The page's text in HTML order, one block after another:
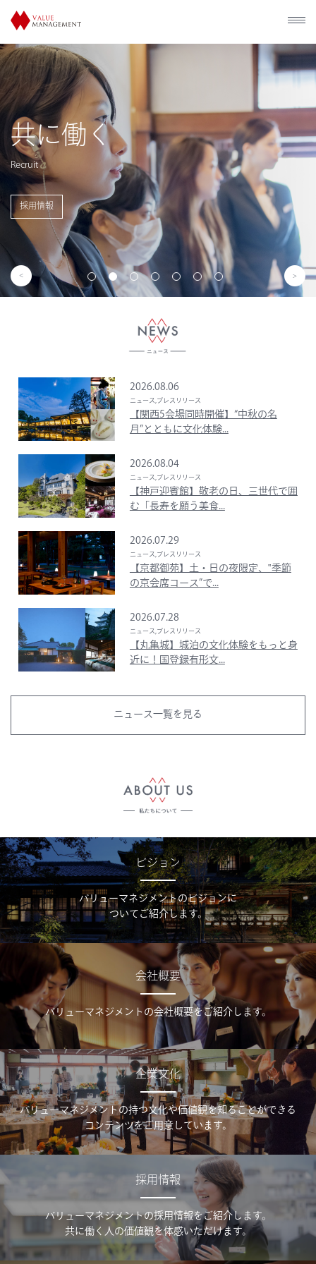
歴史的建造物の
利活用
Utilization of Historical Facilities
事業概要を見る
2026.08.06
ニュース,プレスリリース
【関西5会場同時開催】“中秋の名
月”とともに文化体験...
2026.08.04
ニュース,プレスリリース
【神戸迎賓館】敬老の日、三世代で囲
む「長寿を願う美食...
2026.07.29
ニュース,プレスリリース
【京都御苑】土・日の夜限定、‟季節
の京会席コース”で...
2026.07.28
ニュース,プレスリリース
【丸亀城】城泊の文化体験をもっと身
近に！国登録有形文...
ニュース一覧を見る
ビジョン
バリューマネジメントのビジョンに
ついてご紹介します。
会社概要
バリューマネジメントの会社概要をご紹介します。
企業文化
バリューマネジメントの持つ文化や価値観を知ることができる
コンテンツをご用意しています。
採用情報
バリューマネジメントの採用情報をご紹介します。
共に働く人の価値観を体感いただけます。